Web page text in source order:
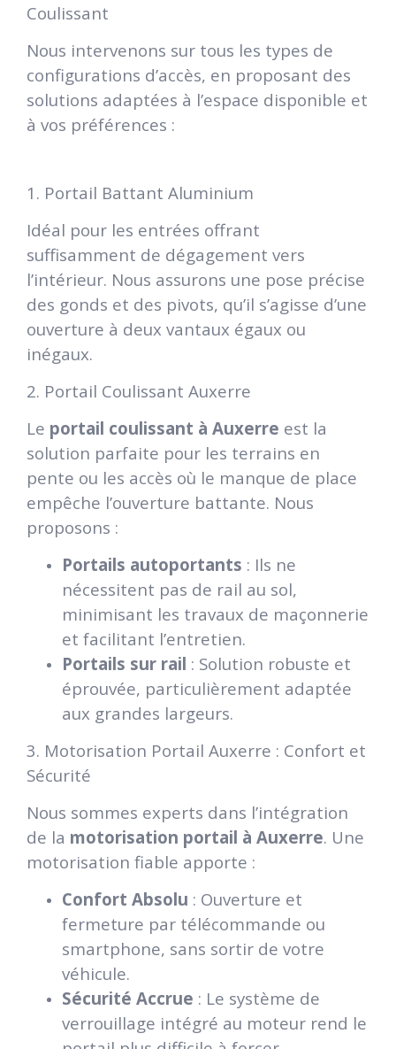
Coulissant
Nous intervenons sur tous les types de
configurations d’accès, en proposant des
solutions adaptées à l’espace disponible et
à vos préférences :
1. Portail Battant Aluminium
Idéal pour les entrées offrant
suffisamment de dégagement vers
l’intérieur. Nous assurons une pose précise
des gonds et des pivots, qu’il s’agisse d’une
ouverture à deux vantaux égaux ou
inégaux.
2. Portail Coulissant Auxerre
Le portail coulissant à Auxerre est la
solution parfaite pour les terrains en
pente ou les accès où le manque de place
empêche l’ouverture battante. Nous
proposons :
Portails autoportants : Ils ne
nécessitent pas de rail au sol,
minimisant les travaux de maçonnerie
et facilitant l’entretien.
Portails sur rail : Solution robuste et
éprouvée, particulièrement adaptée
aux grandes largeurs.
3. Motorisation Portail Auxerre : Confort et
Sécurité
Nous sommes experts dans l’intégration
de la motorisation portail à Auxerre. Une
motorisation fiable apporte :
Confort Absolu : Ouverture et
fermeture par télécommande ou
smartphone, sans sortir de votre
véhicule.
Sécurité Accrue : Le système de
verrouillage intégré au moteur rend le